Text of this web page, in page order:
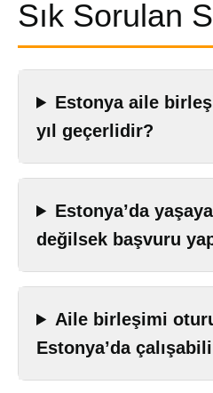
Sık Sorulan
Estonya aile
yıl geçerlidir?
Estonya’da
değilsek başvuru
Aile birleşimi
Estonya’da